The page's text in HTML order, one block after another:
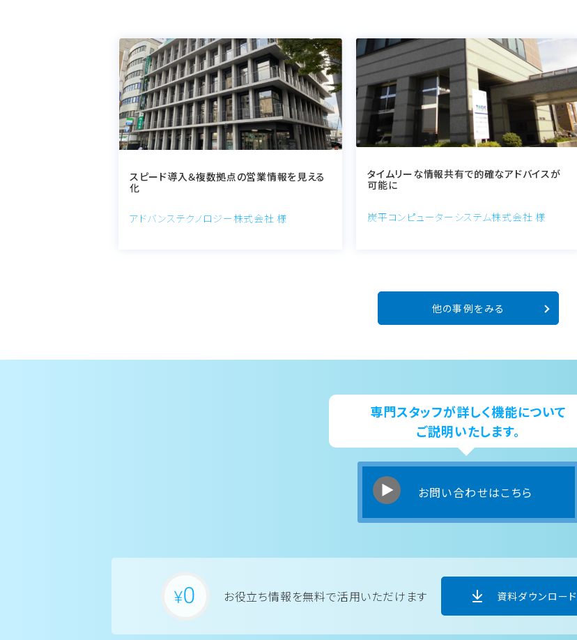
スピード導入＆複数拠点の営業情報を見える
化
アドバンステクノロジー株式会社 様
タイムリーな情報共有で的確なアドバイスが
可能に
炭平コンピューターシステム株式会社 様
他の事例をみる
専門スタッフが詳しく機能について
ご説明いたします。
お問い合わせはこちら
お役立ち情報を無料で活用いただけます 資料ダウンロード